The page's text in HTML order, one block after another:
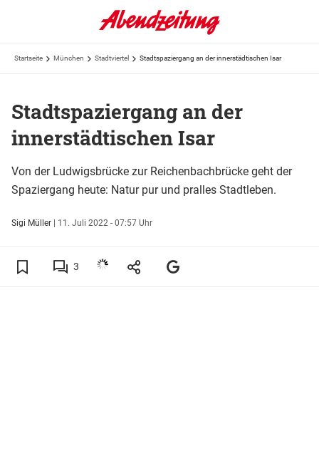
Startseite München Stadtviertel Stadtspaziergang an der innerstädtischen Isar
Stadtspaziergang an der
innerstädtischen Isar
Von der Ludwigsbrücke zur Reichenbachbrücke geht der
Spaziergang heute: Natur pur und pralles Stadtleben.
Sigi Müller | 11. Juli 2022 - 07:57 Uhr
3